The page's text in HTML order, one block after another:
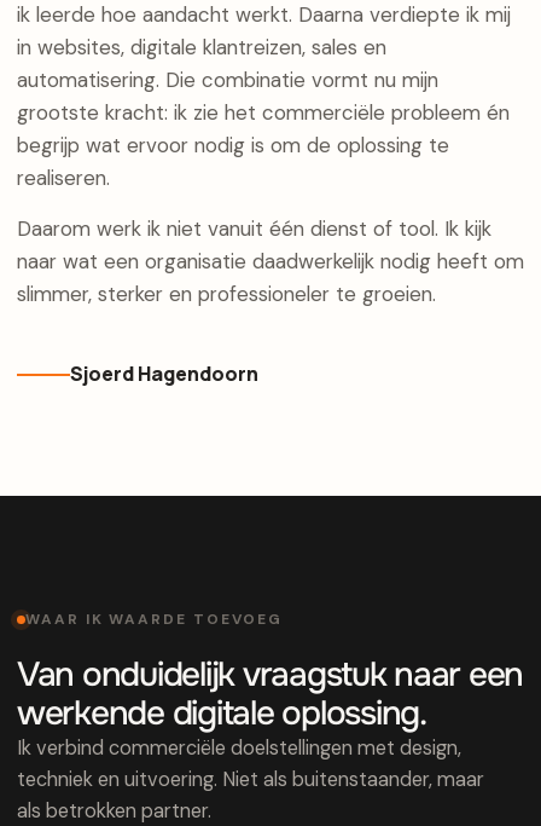
ik leerde hoe aandacht werkt. Daarna verdiepte ik mij
in websites, digitale klantreizen, sales en
automatisering. Die combinatie vormt nu mijn
grootste kracht: ik zie het commerciële probleem én
begrijp wat ervoor nodig is om de oplossing te
realiseren.
Daarom werk ik niet vanuit één dienst of tool. Ik kijk
naar wat een organisatie daadwerkelijk nodig heeft om
slimmer, sterker en professioneler te groeien.
Sjoerd Hagendoorn
WAAR IK WAARDE TOEVOEG
Van onduidelijk vraagstuk naar een
werkende digitale oplossing.
Ik verbind commerciële doelstellingen met design,
techniek en uitvoering. Niet als buitenstaander, maar
als betrokken partner.